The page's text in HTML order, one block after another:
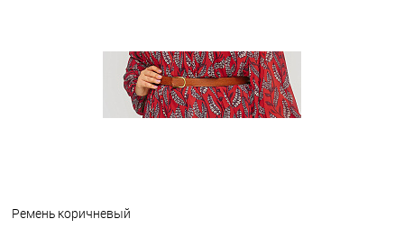
В наличии
Ремень коричневый